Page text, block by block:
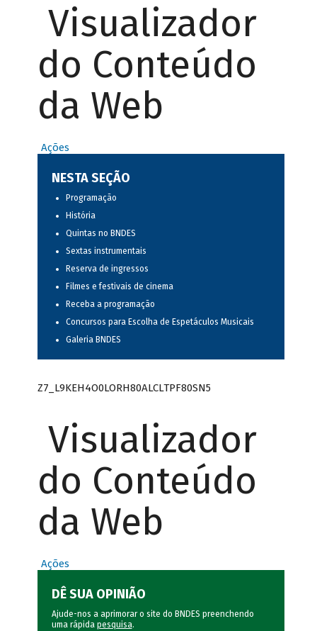
Visualizador
do Conteúdo
da Web
Ações
NESTA SEÇÃO
Programação
História
Quintas no BNDES
Sextas instrumentais
Reserva de ingressos
Filmes e festivais de cinema
Receba a programação
Concursos para Escolha de Espetáculos Musicais
Galeria BNDES
Z7_L9KEH4O0LORH80ALCLTPF80SN5
Visualizador
do Conteúdo
da Web
Ações
DÊ SUA OPINIÃO
Ajude-nos a aprimorar o site do BNDES preenchendo
uma rápida pesquisa.